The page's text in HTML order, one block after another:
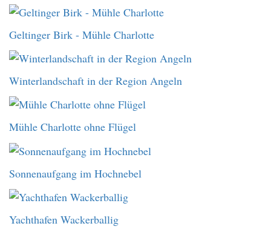
Geltinger Birk - Mühle Charlotte
Winterlandschaft in der Region Angeln
Mühle Charlotte ohne Flügel
Sonnenaufgang im Hochnebel
Yachthafen Wackerballig